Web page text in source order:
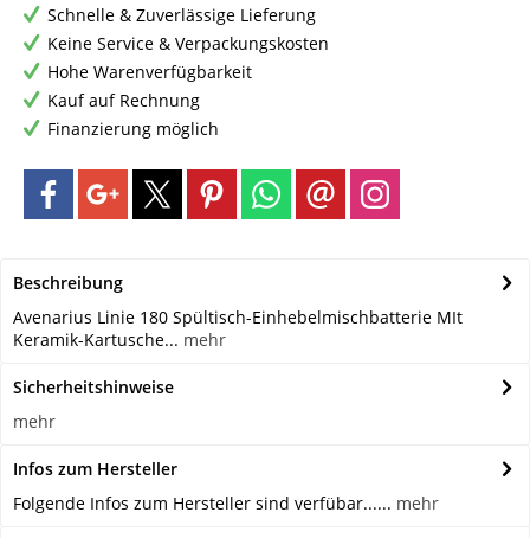
Schnelle & Zuverlässige Lieferung
Keine Service & Verpackungskosten
Hohe Warenverfügbarkeit
Kauf auf Rechnung
Finanzierung möglich
Beschreibung
Avenarius Linie 180 Spültisch-Einhebelmischbatterie MIt
Keramik-Kartusche... mehr
Sicherheitshinweise
mehr
Infos zum Hersteller
Folgende Infos zum Hersteller sind verfübar...... mehr